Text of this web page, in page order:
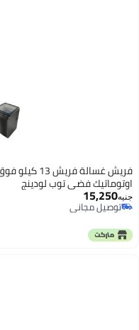
فريش غسالة فريش 13
اوتوماتيك فضي توب لودينج
جنيه15,250
توصيل مجاني
توصيل مجاني